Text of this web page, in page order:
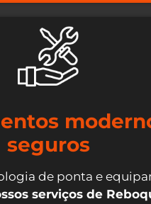
seguros
de ponta e
serviços de